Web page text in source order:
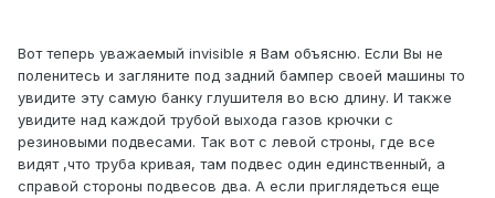
Вот теперь уважаемый invisible я Вам объясню. Если Вы не
поленитесь и загляните под задний бампер своей машины то
увидите эту самую банку глушителя во всю длину. И также
увидите над каждой трубой выхода газов крючки с
резиновыми подвесами. Так вот с левой строны, где все
видят ,что труба кривая, там подвес один единственный, а
справой стороны подвесов два. А если приглядеться еще